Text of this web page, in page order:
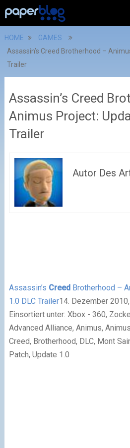
HOME
GAMES
Assassin’s Creed Brotherhood –
Trailer
Assassin’s Creed
Animus Project:
Trailer
Autor Des
Assassin’s CreedBrotherhood –
1.0 DLC Trailer14. Dezember
Einsortiert unter: Xbox - 360,
Advanced Alliance, Animus,
Creed, Brotherhood, DLC, Mont
Patch, Update 1.0